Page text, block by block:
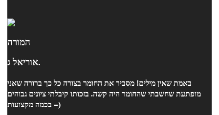
המורה
אוריאל ג.
באמת שאין מילים! מסביר את החומר בצורה כל כך ברורה שאני
מופתעת שחשבתי שהחומר היה קשה. בזכותו קיבלתי ציונים גבוהים
בכמה מקצועות =)